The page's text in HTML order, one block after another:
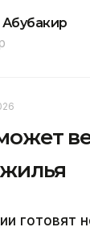
готовят